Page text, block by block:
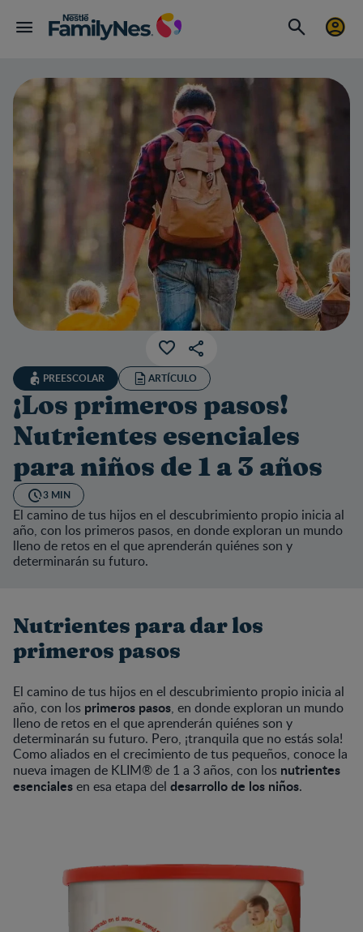
PREESCOLAR ARTÍCULO
¡Los primeros pasos!
Nutrientes esenciales
para niños de 1 a 3 años
3 MIN
El camino de tus hijos en el descubrimiento propio inicia al
año, con los primeros pasos, en donde exploran un mundo
lleno de retos en el que aprenderán quiénes son y
determinarán su futuro.
Nutrientes para dar los
primeros pasos
El camino de tus hijos en el descubrimiento propio inicia al
año, con los primeros pasos, en donde exploran un mundo
lleno de retos en el que aprenderán quiénes son y
determinarán su futuro. Pero, ¡tranquila que no estás sola!
Como aliados en el crecimiento de tus pequeños, conoce la
nueva imagen de KLIM® de 1 a 3 años, con los nutrientes
esencialesen esa etapa del desarrollo de los niños.